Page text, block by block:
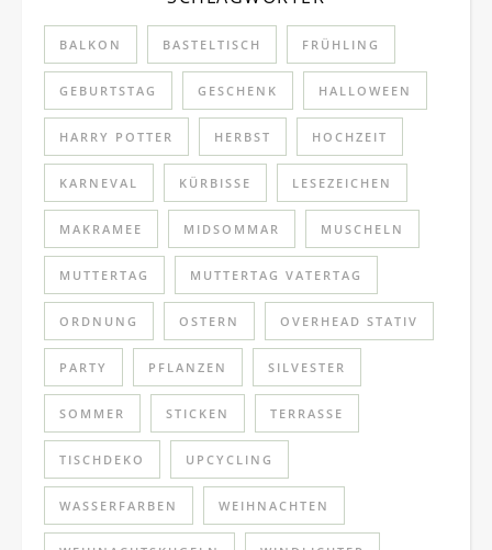
BALKON BASTELTISCH FRÜHLING
GEBURTSTAG GESCHENK HALLOWEEN
HARRY POTTER HERBST HOCHZEIT
KARNEVAL KÜRBISSE LESEZEICHEN
MAKRAMEE MIDSOMMAR MUSCHELN
MUTTERTAG MUTTERTAG VATERTAG
ORDNUNG OSTERN OVERHEAD STATIV
PARTY PFLANZEN SILVESTER
SOMMER STICKEN TERRASSE
TISCHDEKO UPCYCLING
WASSERFARBEN WEIHNACHTEN